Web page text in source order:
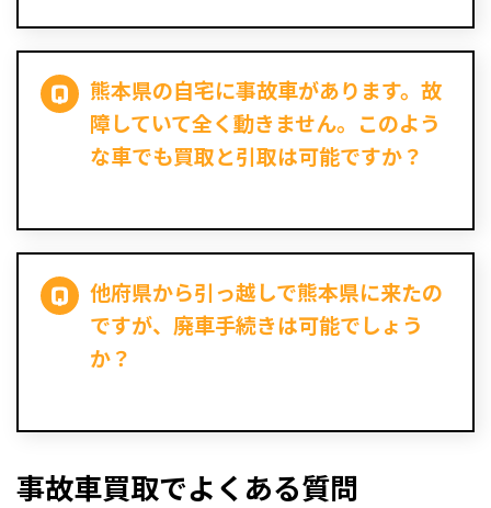
熊本県の自宅に事故車があります。故
障していて全く動きません。このよう
な車でも買取と引取は可能ですか？
他府県から引っ越しで熊本県に来たの
ですが、廃車手続きは可能でしょう
か？
事故車買取でよくある質問